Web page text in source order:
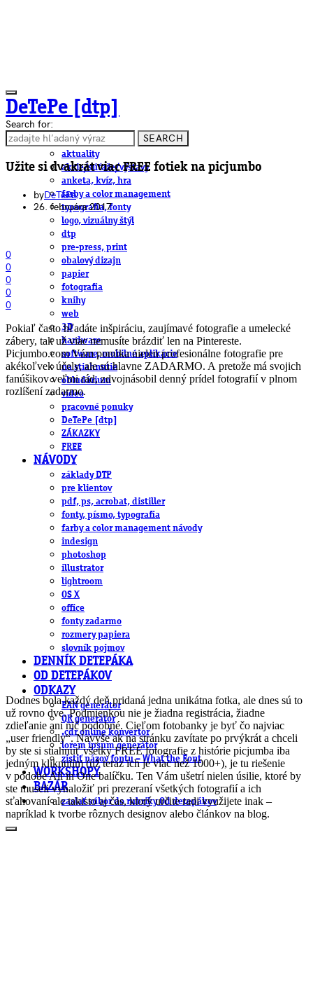
DeTePe [dtp]
ČLÁNKY
aktuality
akcie/súťaže/výstavy
anketa, kvíz, hra
farby a color management
typografia, fonty
logo, vizuálny štýl
dtp
pre-press, print
obalový dizajn
papier
fotografia
knihy
web
3D
hardware
software, mobilné aplikácie
na stiahnutie
obludárium
video
pracovné ponuky
DeTePe [dtp]
ZÁKAZKY
FREE
NÁVODY
základy DTP
pre klientov
pdf, ps, acrobat, distiller
fonty, písmo, typografia
farby a color management návody
indesign
photoshop
illustrator
lightroom
OS X
office
fonty zadarmo
rozmery papiera
slovník pojmov
DENNÍK DETEPÁKA
OD DETEPÁKOV
ODKAZY
EAN generátor
QR generátor
.cdr online konvertor
lorem ipsum generátor
zistiť názov fontu – What the Font
WORKSHOPY
BAZÁR
zaslať súbor do rubriky Od detepákov
Search for:
SEARCH
Užite si dvakrát viac FREE fotiek na picjumbo
byDeTePe
26. februára 2017
0
0
0
0
0
Pokiaľ často hľadáte inšpiráciu, zaujímavé fotografie a umelecké
zábery, tak už viac nemusíte brázdiť len na Pintereste.
Picjumbo.com Vám ponúka nielen profesionálne fotografie pre
akékoľvek účely, ale sú hlavne ZADARMO. A pretože má svojich
fanúšikov veľmi rád, zdvojnásobil denný prídel fotografií v plnom
rozlíšení zadarmo.
Dodnes bola každý deň pridaná jedna unikátna fotka, ale dnes sú to
už rovno dve. Podmienkou nie je žiadna registrácia, žiadne
zdieľanie ani nič podobné. Cieľom fotobanky je byť čo najviac
„user friendly“. Navyše ak na stránku zavítate po prvýkrát a chceli
by ste si stiahnuť všetky FREE fotografie z histórie picjumba iba
jedným kliknutím (už teraz ich je viac než 1000+), je tu riešenie
v podobe All in One balíčku. Ten Vám ušetrí nielen úsilie, ktoré by
ste museli vynaložiť pri prezeraní všetkých fotografií a ich
sťahovaní ale takisto aj čas, ktorý určite radi využijete inak –
napríklad k tvorbe rôznych designov alebo článkov na blog.